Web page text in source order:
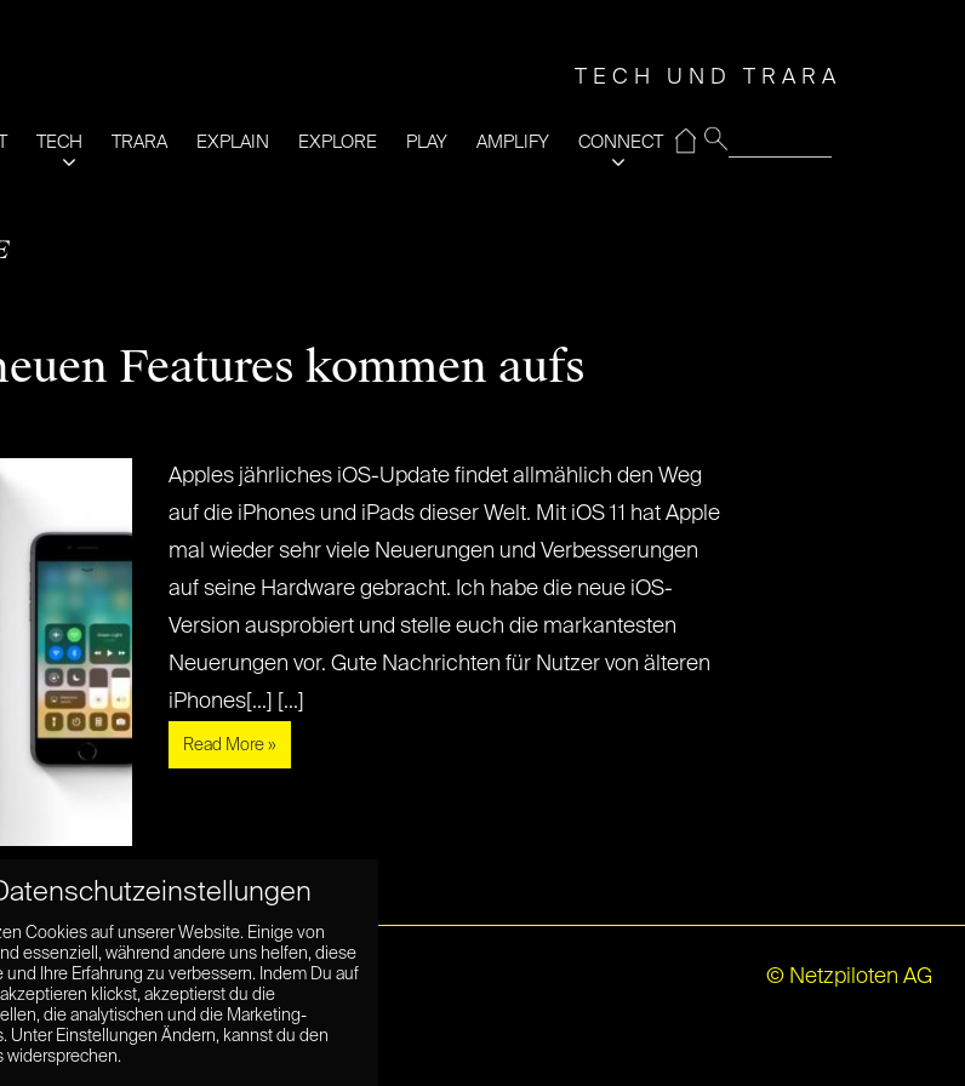
TECH UND TRARA
TECH TRARA EXPLAIN EXPLORE PLAY AMPLIFY CONNECT
⌂
Features kommen aufs
Apples jährliches iOS-Update findet allmählich den Weg
auf die iPhones und iPads dieser Welt. Mit iOS 11 hat Apple
mal wieder sehr viele Neuerungen und Verbesserungen
auf seine Hardware gebracht. Ich habe die neue iOS-
Version ausprobiert und stelle euch die markantesten
Neuerungen vor. Gute Nachrichten für Nutzer von älteren
iPhones[...] [...]
Read More »
© Netzpiloten AG
Cookies auf unserer Website. Einige von
essenziell, während andere uns helfen, diese
und Ihre Erfahrung zu verbessern. Indem Du auf
klickst, akzeptierst du die
die analytischen und die Marketing-
Unter Einstellungen Ändern, kannst du den
widersprechen.